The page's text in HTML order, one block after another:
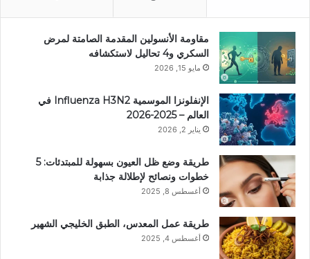
مقاومة الأنسولين المقدمة الصامتة لمرض
السكري و4 تحاليل لاستكشافه
مايو 15, 2026
الإنفلونزا الموسمية Influenza H3N2 في
العالم – 2025-2026
يناير 2, 2026
طريقة وضع ظل العيون بسهولة للمبتدئات: 5
خطوات ونصائح لإطلالة جذابة
أغسطس 8, 2025
طريقة عمل المعدس، الطبق الخليجي الشهير
أغسطس 4, 2025